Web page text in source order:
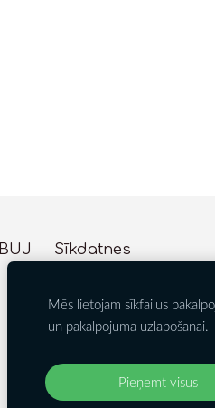
BUJ Sīkdatnes
Velosipēdi, Dārza tehnika,
Mēs lietojam sīkfailus
un pakalpojuma uzlabošanai.
Pieņemt visus